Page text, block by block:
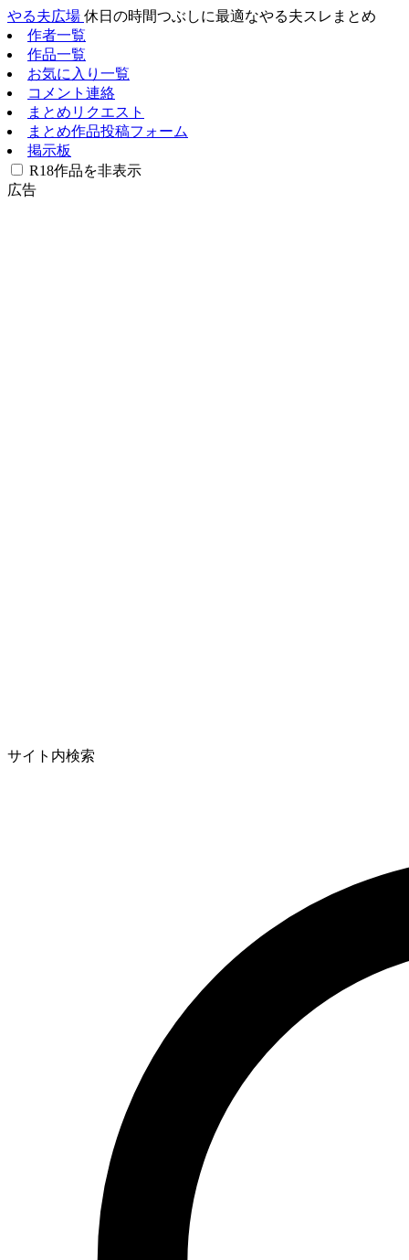
やる夫広場 休日の時間つぶしに最適なやる夫スレまとめ
作者一覧
作品一覧
お気に入り一覧
コメント連絡
まとめリクエスト
まとめ作品投稿フォーム
掲示板
R18作品を非表示
広告
サイト内検索